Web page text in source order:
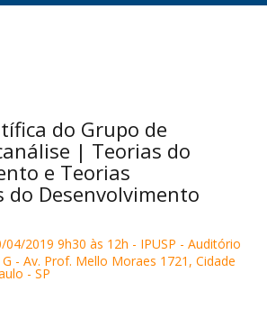
do Grupo de
| Teorias do
e Teorias
do Desenvolvimento
2019 9h30 às 12h - IPUSP - Auditório
- Av. Prof. Mello Moraes 1721, Cidade
- SP